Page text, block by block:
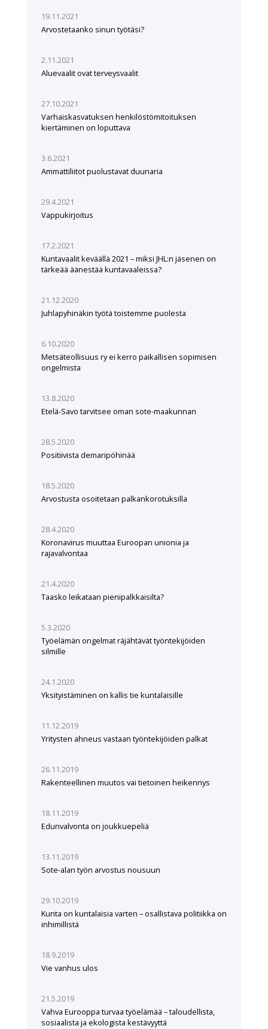
19.11.2021
Arvostetaanko sinun työtäsi?
2.11.2021
Aluevaalit ovat terveysvaalit
27.10.2021
Varhaiskasvatuksen henkilöstömitoituksen
kiertäminen on loputtava
3.6.2021
Ammattiliitot puolustavat duunaria
29.4.2021
Vappukirjoitus
17.2.2021
Kuntavaalit keväällä 2021 – miksi JHL:n jäsenen on
tärkeää äänestää kuntavaaleissa?
21.12.2020
Juhlapyhinäkin työtä toistemme puolesta
6.10.2020
Metsäteollisuus ry ei kerro paikallisen sopimisen
ongelmista
13.8.2020
Etelä-Savo tarvitsee oman sote-maakunnan
28.5.2020
Positiivista demaripöhinää
18.5.2020
Arvostusta osoitetaan palkankorotuksilla
28.4.2020
Koronavirus muuttaa Euroopan unionia ja
rajavalvontaa
21.4.2020
Taasko leikataan pienipalkkaisilta?
5.3.2020
Työelämän ongelmat räjähtävät työntekijöiden
silmille
24.1.2020
Yksityistäminen on kallis tie kuntalaisille
11.12.2019
Yritysten ahneus vastaan työntekijöiden palkat
26.11.2019
Rakenteellinen muutos vai tietoinen heikennys
18.11.2019
Edunvalvonta on joukkuepeliä
13.11.2019
Sote-alan työn arvostus nousuun
29.10.2019
Kunta on kuntalaisia varten – osallistava politiikka on
inhimillistä
18.9.2019
Vie vanhus ulos
21.5.2019
Vahva Eurooppa turvaa työelämää – taloudellista,
sosiaalista ja ekologista kestävyyttä